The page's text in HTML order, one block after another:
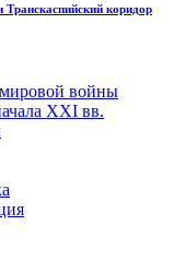
Транскаспийский коридор
войны
XXI вв.